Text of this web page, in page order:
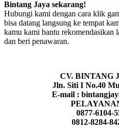
Bintang Jaya sekarang!
Hubungi kami dengan cara klik
bisa datang langsung ke tempat
kamu kami bantu rekomendasikan
dan beri penawaran.
CV. BINTANG
Jln. Siti I No.40
E-mail :
0877-6104-
0812-8284-